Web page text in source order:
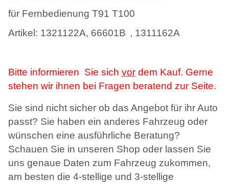
für Fernbedienung T91 T100
Artikel: 1321122A, 66601B , 1311162A
Bitte informieren Sie sich vor dem Kauf. Gerne
stehen wir ihnen bei Fragen beratend zur Seite.
Sie sind nicht sicher ob das Angebot für ihr Auto
passt? Sie haben ein anderes Fahrzeug oder
wünschen eine ausführliche Beratung?
Schauen Sie in unseren Shop oder lassen Sie
uns genaue Daten zum Fahrzeug zukommen,
am besten die 4-stellige und 3-stellige